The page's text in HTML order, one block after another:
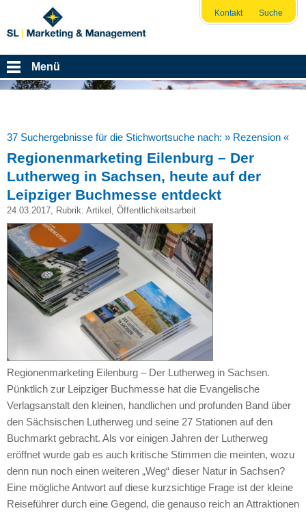
Kontakt Suche
Menü
37 Suchergebnisse für die Stichwortsuche nach: » Rezension «
Regionenmarketing Eilenburg – Der
Lutherweg in Sachsen, heute auf der
Leipziger Buchmesse entdeckt
24.03.2017, Rubrik: Artikel , Öffentlichkeitsarbeit
Regionenmarketing Eilenburg – Der Lutherweg in Sachsen.
Pünktlich zur Leipziger Buchmesse hat die Evangelische
Verlagsanstalt den kleinen, handlichen und profunden Band über
den Sächsischen Lutherweg und seine 27 Stationen auf den
Buchmarkt gebracht. Als vor einigen Jahren der Lutherweg
eröffnet wurde gab es auch kritische Stimmen die meinten, wozu
denn nun noch einen weiteren „Weg“ dieser Natur in Sachsen?
Eine mögliche Antwort auf diese kurzsichtige Frage ist der kleine
Reiseführer durch eine Gegend, die genauso reich an Attraktionen